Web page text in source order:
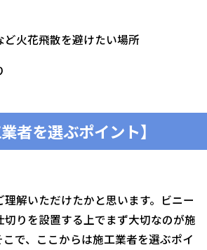
ど火花飛散を避けたい場所
者を選ぶポイント】
解いただけたかと思います。ビニー
切りを設置する上でまず大切なのが施
で、ここからは施工業者を選ぶポイ